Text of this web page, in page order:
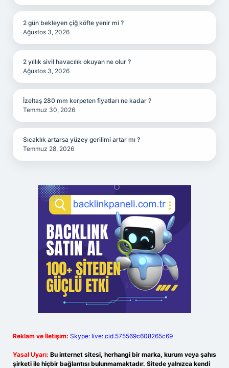
2 gün bekleyen çiğ köfte yenir mi ?
Ağustos 3, 2026
2 yıllık sivil havacılık okuyan ne olur ?
Ağustos 3, 2026
İzeltaş 280 mm kerpeten fiyatları ne kadar ?
Temmuz 30, 2026
Sıcaklık artarsa yüzey gerilimi artar mı ?
Temmuz 28, 2026
Reklam ve İletişim: Skype: live:.cid.575569c608265c69
Yasal Uyarı: Bu internet sitesi, herhangi bir marka, kurum veya şahıs
şirketi ile hiçbir bağlantısı bulunmamaktadır. Sitede yalnızca kendi